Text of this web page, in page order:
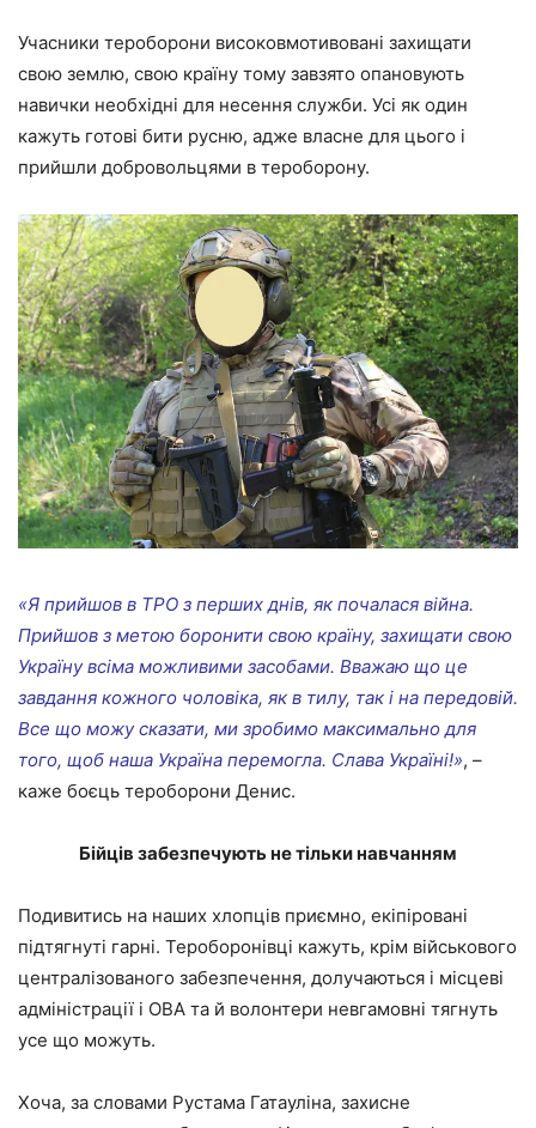
Учасники тероборони високовмотивовані захищати
свою землю, свою країну тому завзято опановують
навички необхідні для несення служби. Усі як один
кажуть готові бити русню, адже власне для цього і
прийшли добровольцями в тероборону.
«Я прийшов в ТРО з перших днів, як почалася війна.
Прийшов з метою боронити свою країну, захищати свою
Україну всіма можливими засобами. Вважаю що це
завдання кожного чоловіка, як в тилу, так і на передовій.
Все що можу сказати, ми зробимо максимально для
того, щоб наша Україна перемогла. Слава Україні!», –
каже боєць тероборони Денис.
Бійців забезпечують не тільки навчанням
Подивитись на наших хлопців приємно, екіпіровані
підтягнуті гарні. Тероборонівці кажуть, крім військового
централізованого забезпечення, долучаються і місцеві
адміністрації і ОВА та й волонтери невгамовні тягнуть
усе що можуть.
Хоча, за словами Рустама Гатауліна, захисне